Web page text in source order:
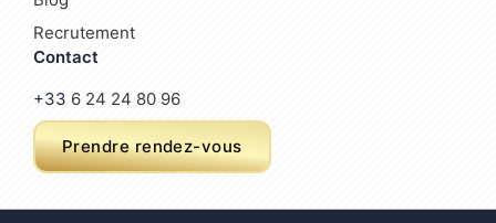
Recrutement
Contact
+33 6 24 24 80 96
Prendre rendez-vous